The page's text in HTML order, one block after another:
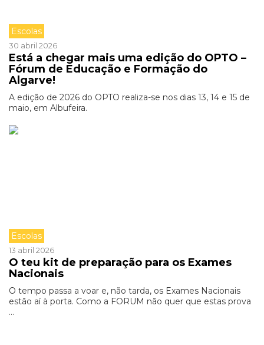
Escolas
30 abril 2026
Está a chegar mais uma edição do OPTO –
Fórum de Educação e Formação do
Algarve!
A edição de 2026 do OPTO realiza-se nos dias 13, 14 e 15 de
maio, em Albufeira.
Escolas
13 abril 2026
O teu kit de preparação para os Exames
Nacionais
O tempo passa a voar e, não tarda, os Exames Nacionais
estão aí à porta. Como a FORUM não quer que estas prova
...